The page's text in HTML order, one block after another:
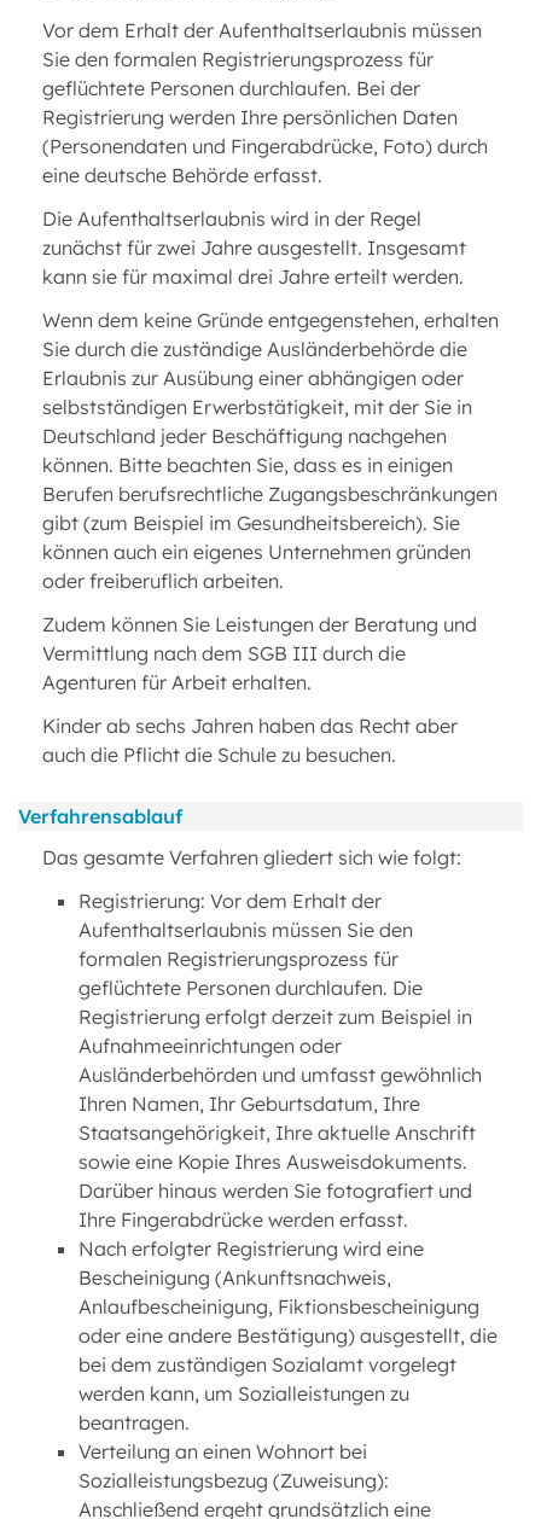
Vor dem Erhalt der Aufenthaltserlaubnis müssen
Sie den formalen Registrierungsprozess für
geflüchtete Personen durchlaufen. Bei der
Registrierung werden Ihre persönlichen Daten
(Personendaten und Fingerabdrücke, Foto) durch
eine deutsche Behörde erfasst.
Die Aufenthaltserlaubnis wird in der Regel
zunächst für zwei Jahre ausgestellt. Insgesamt
kann sie für maximal drei Jahre erteilt werden.
Wenn dem keine Gründe entgegenstehen, erhalten
Sie durch die zuständige Ausländerbehörde die
Erlaubnis zur Ausübung einer abhängigen oder
selbstständigen Erwerbstätigkeit, mit der Sie in
Deutschland jeder Beschäftigung nachgehen
können. Bitte beachten Sie, dass es in einigen
Berufen berufsrechtliche Zugangsbeschränkungen
gibt (zum Beispiel im Gesundheitsbereich). Sie
können auch ein eigenes Unternehmen gründen
oder freiberuflich arbeiten.
Zudem können Sie Leistungen der Beratung und
Vermittlung nach dem SGB III durch die
Agenturen für Arbeit erhalten.
Kinder ab sechs Jahren haben das Recht aber
auch die Pflicht die Schule zu besuchen.
Verfahrensablauf
Das gesamte Verfahren gliedert sich wie folgt:
Registrierung: Vor dem Erhalt der
Aufenthaltserlaubnis müssen Sie den
formalen Registrierungsprozess für
geflüchtete Personen durchlaufen. Die
Registrierung erfolgt derzeit zum Beispiel in
Aufnahmeeinrichtungen oder
Ausländerbehörden und umfasst gewöhnlich
Ihren Namen, Ihr Geburtsdatum, Ihre
Staatsangehörigkeit, Ihre aktuelle Anschrift
sowie eine Kopie Ihres Ausweisdokuments.
Darüber hinaus werden Sie fotografiert und
Ihre Fingerabdrücke werden erfasst.
Nach erfolgter Registrierung wird eine
Bescheinigung (Ankunftsnachweis,
Anlaufbescheinigung, Fiktionsbescheinigung
oder eine andere Bestätigung) ausgestellt, die
bei dem zuständigen Sozialamt vorgelegt
werden kann, um Sozialleistungen zu
beantragen.
Verteilung an einen Wohnort bei
Sozialleistungsbezug (Zuweisung):
Anschließend ergeht grundsätzlich eine